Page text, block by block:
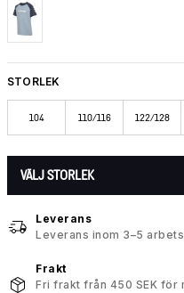
STORLEK
104 110/116 122/128
VÄLJ STORLEK
Leverans
Leverans inom 3–5
Frakt
Fri frakt från 450 SEK för